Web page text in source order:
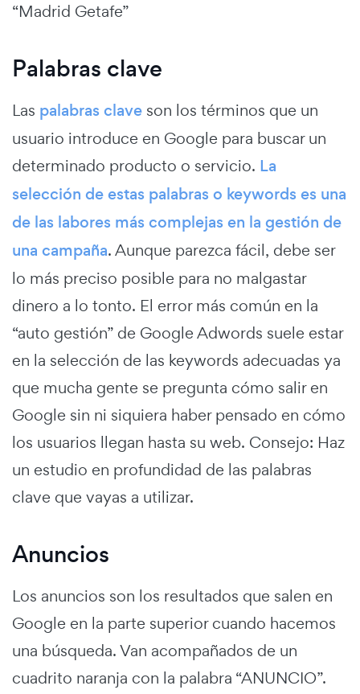
“Madrid Getafe”
Palabras clave
Las palabras clave son los términos que un
usuario introduce en Google para buscar un
determinado producto o servicio. La
selección de estas palabras o keywords es una
de las labores más complejas en la gestión de
una campaña. Aunque parezca fácil, debe ser
lo más preciso posible para no malgastar
dinero a lo tonto. El error más común en la
“auto gestión” de Google Adwords suele estar
en la selección de las keywords adecuadas ya
que mucha gente se pregunta cómo salir en
Google sin ni siquiera haber pensado en cómo
los usuarios llegan hasta su web. Consejo: Haz
un estudio en profundidad de las palabras
clave que vayas a utilizar.
Anuncios
Los anuncios son los resultados que salen en
Google en la parte superior cuando hacemos
una búsqueda. Van acompañados de un
cuadrito naranja con la palabra “ANUNCIO”.